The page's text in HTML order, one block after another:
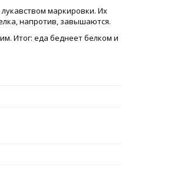
маркировки. Их
напротив, завышаются.
Итог: еда беднеет белком и